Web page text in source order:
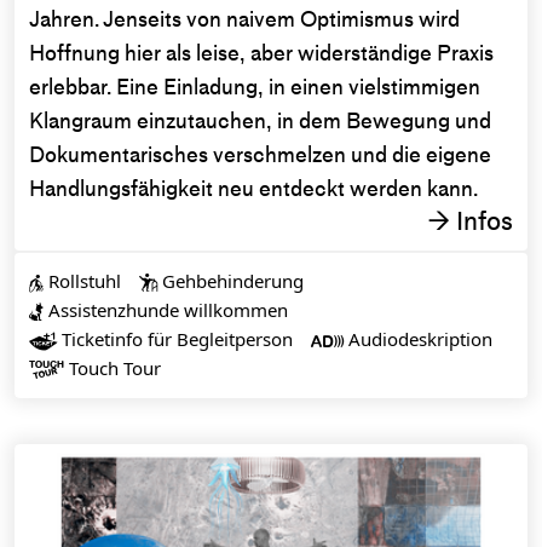
Jahren. Jenseits von naivem Optimismus wird
Hoffnung hier als leise, aber widerständige Praxis
erlebbar. Eine Einladung, in einen vielstimmigen
Klangraum einzutauchen, in dem Bewegung und
Dokumentarisches verschmelzen und die eigene
Handlungsfähigkeit neu entdeckt werden kann.
→ Infos
 Rollstuhl Gehbehinderung
 Assistenzhunde willkommen
Ticketinfo für Begleitperson Audiodeskription
 Touch Tour